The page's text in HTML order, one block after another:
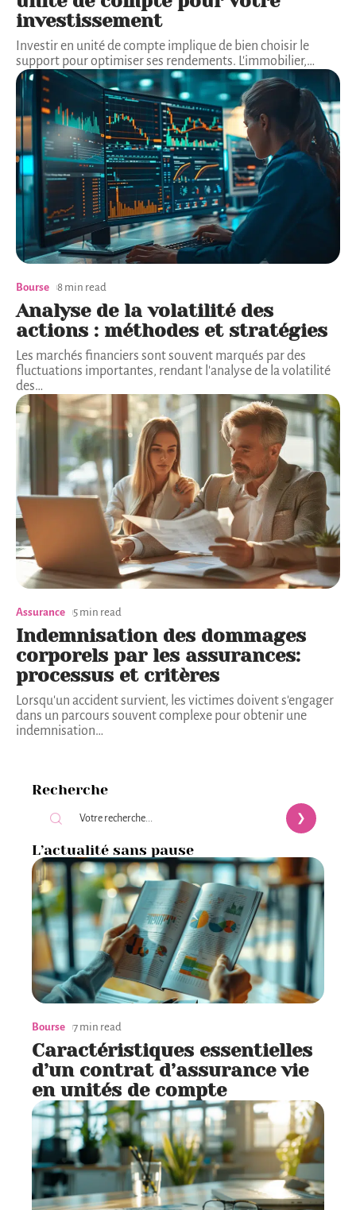
investissement
Investir en unité de compte implique de bien choisir le
support pour optimiser ses rendements. L'immobilier,…
Bourse 8 min read
Analyse de la volatilité des
actions : méthodes et stratégies
Les marchés financiers sont souvent marqués par des
fluctuations importantes, rendant l'analyse de la volatilité
des…
Assurance 5 min read
Indemnisation des dommages
corporels par les assurances:
processus et critères
Lorsqu'un accident survient, les victimes doivent s'engager
dans un parcours souvent complexe pour obtenir une
indemnisation…
Recherche
L’actualité sans pause
Bourse 7 min read
Caractéristiques essentielles
d’un contrat d’assurance vie
en unités de compte